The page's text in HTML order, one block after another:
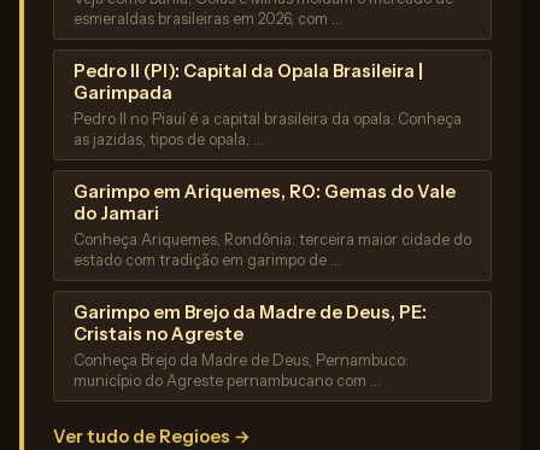
esmeraldas brasileiras em 2026, com …
Pedro II (PI): Capital da Opala Brasileira |
Garimpada
Pedro II no Piauí é a capital brasileira da opala. Conheça
as jazidas, tipos de opala, …
Garimpo em Ariquemes, RO: Gemas do Vale
do Jamari
Conheça Ariquemes, Rondônia: terceira maior cidade do
estado com tradição em garimpo de …
Garimpo em Brejo da Madre de Deus, PE:
Cristais no Agreste
Conheça Brejo da Madre de Deus, Pernambuco:
município do Agreste pernambucano com …
Ver tudo de Regioes →